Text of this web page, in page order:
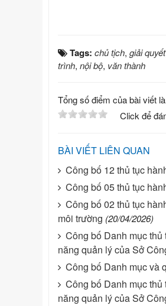
Tags: chủ tịch, giải quyết
trình, nội bộ, văn thành
Tổng số điểm của bài viết
Click để
BÀI VIẾT LIÊN QUAN
Công bố 12 thủ tục
Công bố 05 thủ tục
Công bố 02 thủ tục
môi trường (20/04/2026)
Công bố Danh mục
năng quản lý của Sở
Công bố Danh mục và
Công bố Danh mục
năng quản lý của Sở